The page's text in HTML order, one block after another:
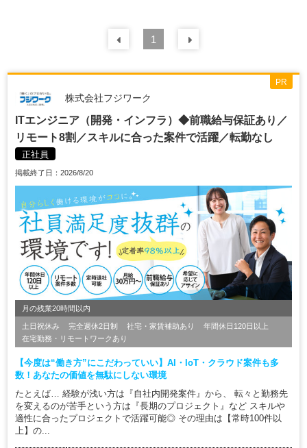
前の 件
1
株式会社フジワーク
ITエンジニア（開発・インフラ）◆前職給与保証あり／
リモート8割／スキルに合った案件で活躍／転勤なし
正社員
掲載終了日：2026/8/20
月の残業20時間以内
土日祝休み 完全週休2日制 社宅・家賃補助あり
年間休日120日以上
在宅勤務・リモートワークあり
【今度は“働き方”にこだわっていい】AI・IoT・クラウド案件も多
数！あなたの価値を無駄にしない環境
たとえば… 経験が浅い方は『自社内開発案件』から、 転々と勤務先
を変えるのが苦手という方は『長期のプロジェクト』など スキルや
適性に合ったプロジェクトで活躍可能◎ その理由は【常時100件以
上】の...
PR